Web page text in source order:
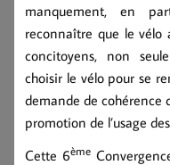
manquement, en
reconnaître que le
concitoyens, non
choisir le vélo pour se
demande de cohérence
promotion de l’usage
Cette 6ème